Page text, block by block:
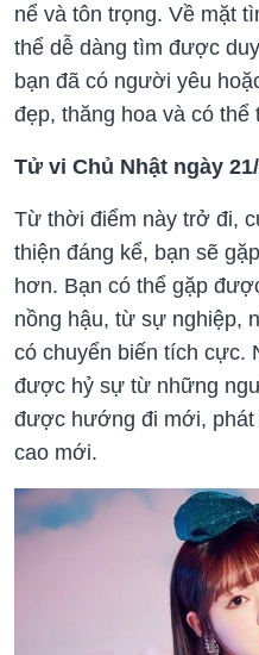
nể và tôn trọng. Về mặt
thể dễ dàng tìm được
bạn đã có người yêu
đẹp, thăng hoa và có
Tử vi Chủ Nhật ngày
Từ thời điểm này trở đi,
thiện đáng kể, bạn sẽ
hơn. Bạn có thể gặp
nồng hậu, từ sự nghiệp,
có chuyển biến tích cực.
được hỷ sự từ những
được hướng đi mới, phát
cao mới.